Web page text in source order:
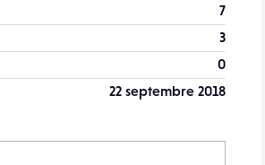
7
3
0
22 septembre 2018